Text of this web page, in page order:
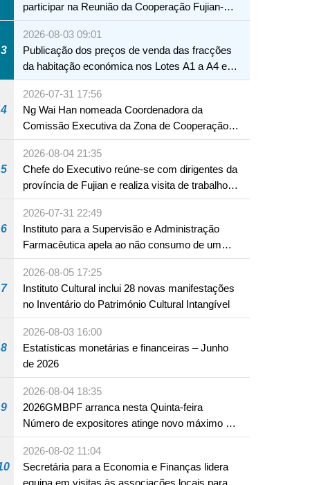
participar na Reunião da Cooperação Fujian-
Macau
3
2026-08-03 09:01
Publicação dos preços de venda das fracções
da habitação económica nos Lotes A1 a A4 e
A12 da Zona A dos Novos Aterros
4
2026-07-31 17:56
Ng Wai Han nomeada Coordenadora da
Comissão Executiva da Zona de Cooperação
Aprofundada entre Guangdong e Macau em
Hengqin
5
2026-08-04 21:35
Chefe do Executivo reúne-se com dirigentes da
província de Fujian e realiza visita de trabalho
em Fuzhou
6
2026-07-31 22:49
Instituto para a Supervisão e Administração
Farmacêutica apela ao não consumo de um
produto com substâncias medicamentosas
ocidentais
7
2026-08-05 17:25
Instituto Cultural inclui 28 novas manifestações
no Inventário do Património Cultural Intangível
8
2026-08-03 16:00
Estatísticas monetárias e financeiras – Junho
de 2026
9
2026-08-04 18:35
2026GMBPF arranca nesta Quinta-feira
Número de expositores atinge novo máximo em
18 anos
2026-08-02 11:04
Secretária para a Economia e Finanças lidera